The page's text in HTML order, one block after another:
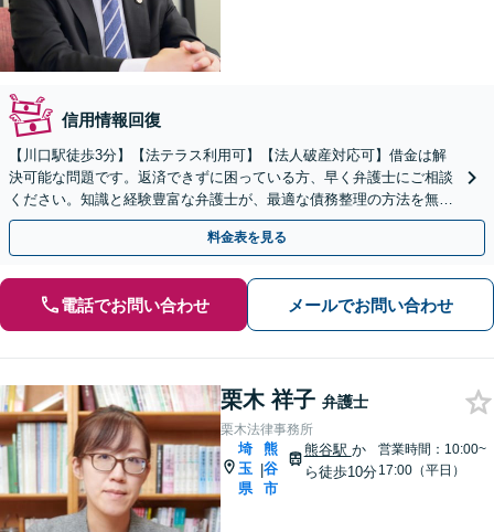
信用情報回復
【川口駅徒歩3分】【法テラス利用可】【法人破産対応可】借金は解
決可能な問題です。返済できずに困っている方、早く弁護士にご相談
ください。知識と経験豊富な弁護士が、最適な債務整理の方法を無料
で診断します。
料金表を見る
電話でお問い合わせ メールでお問い合わせ
栗木 祥子 弁護士
栗木法律事務所
埼
玉
県
|
熊
谷
市
熊谷駅 か
ら徒歩10分
営業時間：10:00~
17:00（平日）